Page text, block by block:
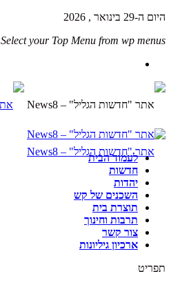
היום ה-29 בינואר , 2026
Select your Top Menu from wp menus
לעמוד הבית
חדשות
יהדות
השכנים של קש
תוצרת בית
תרבות וחינוך
צור קשר
ארכיון גיליונות
תפריט